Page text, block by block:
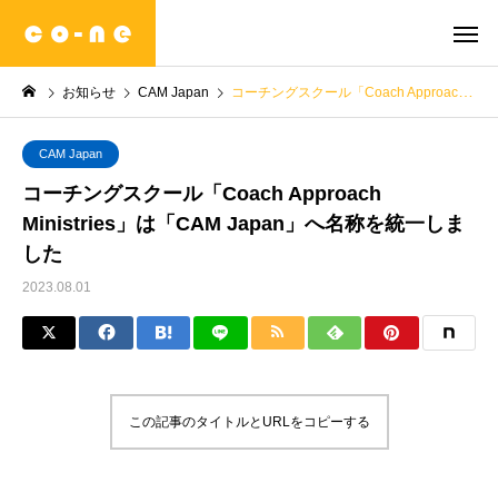
お知らせ CAM Japan コーチングスクール「Coach Approach Ministries」は「CAM Japan」へ名称を統一しました
CAM Japan
コーチングスクール「Coach Approach
Ministries」は「CAM Japan」へ名称を統一しま
した
2023.08.01
この記事のタイトルとURLをコピーする